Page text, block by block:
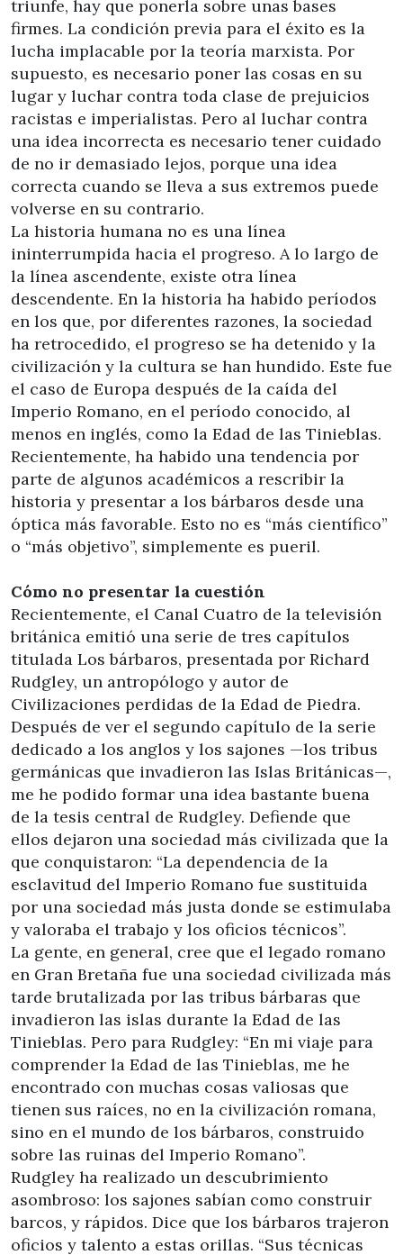
triunfe, hay que ponerla sobre unas bases
firmes. La condición previa para el éxito es la
lucha implacable por la teoría marxista. Por
supuesto, es necesario poner las cosas en su
lugar y luchar contra toda clase de prejuicios
racistas e imperialistas. Pero al luchar contra
una idea incorrecta es necesario tener cuidado
de no ir demasiado lejos, porque una idea
correcta cuando se lleva a sus extremos puede
volverse en su contrario.
La historia humana no es una línea
ininterrumpida hacia el progreso. A lo largo de
la línea ascendente, existe otra línea
descendente. En la historia ha habido períodos
en los que, por diferentes razones, la sociedad
ha retrocedido, el progreso se ha detenido y la
civilización y la cultura se han hundido. Este fue
el caso de Europa después de la caída del
Imperio Romano, en el período conocido, al
menos en inglés, como la Edad de las Tinieblas.
Recientemente, ha habido una tendencia por
parte de algunos académicos a rescribir la
historia y presentar a los bárbaros desde una
óptica más favorable. Esto no es “más científico”
o “más objetivo”, simplemente es pueril.
Cómo no presentar la cuestión
Recientemente, el Canal Cuatro de la televisión
británica emitió una serie de tres capítulos
titulada Los bárbaros, presentada por Richard
Rudgley, un antropólogo y autor de
Civilizaciones perdidas de la Edad de Piedra.
Después de ver el segundo capítulo de la serie
dedicado a los anglos y los sajones —los tribus
germánicas que invadieron las Islas Británicas—,
me he podido formar una idea bastante buena
de la tesis central de Rudgley. Defiende que
ellos dejaron una sociedad más civilizada que la
que conquistaron: “La dependencia de la
esclavitud del Imperio Romano fue sustituida
por una sociedad más justa donde se estimulaba
y valoraba el trabajo y los oficios técnicos”.
La gente, en general, cree que el legado romano
en Gran Bretaña fue una sociedad civilizada más
tarde brutalizada por las tribus bárbaras que
invadieron las islas durante la Edad de las
Tinieblas. Pero para Rudgley: “En mi viaje para
comprender la Edad de las Tinieblas, me he
encontrado con muchas cosas valiosas que
tienen sus raíces, no en la civilización romana,
sino en el mundo de los bárbaros, construido
sobre las ruinas del Imperio Romano”.
Rudgley ha realizado un descubrimiento
asombroso: los sajones sabían como construir
barcos, y rápidos. Dice que los bárbaros trajeron
oficios y talento a estas orillas. “Sus técnicas